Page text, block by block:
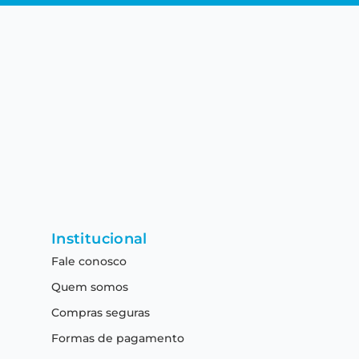
Institucional
Fale conosco
Quem somos
Compras seguras
Formas de pagamento